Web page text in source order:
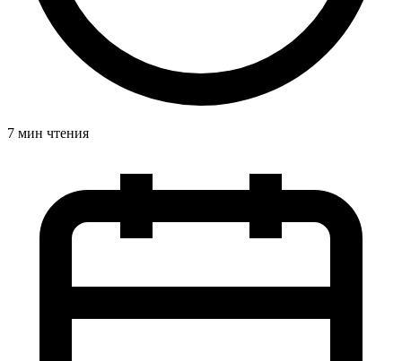
7 мин чтения